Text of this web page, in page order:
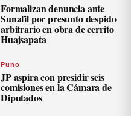
Formalizan denuncia ante
Sunafil por presunto despido
arbitrario en obra de cerrito
Huajsapata
Puno
JP aspira con presidir seis
comisiones en la Cámara de
Diputados